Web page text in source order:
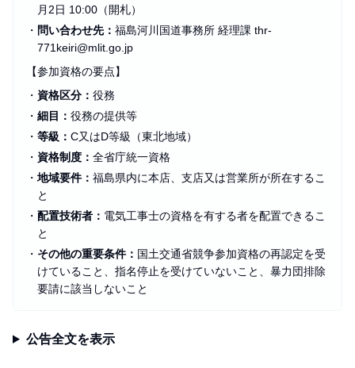
月2日 10:00（開札）
・ 問い合わせ先： 福島河川国道事務所 経理課 thr-
771keiri@mlit.go.jp
【参加資格の要点】
・ 資格区分： 役務
・ 細目： 役務の提供等
・ 等級： C又はD等級（東北地域）
・ 資格制度： 全省庁統一資格
・ 地域要件： 福島県内に本店、支店又は営業所が所在するこ
と
・ 配置技術者： 電気工事士の資格を有する者を配置できるこ
と
・ その他の重要条件： 国土交通省競争参加資格の再認定を受
けていること、指名停止を受けていないこと、暴力団排除
要請に該当しないこと
公告全文を表示